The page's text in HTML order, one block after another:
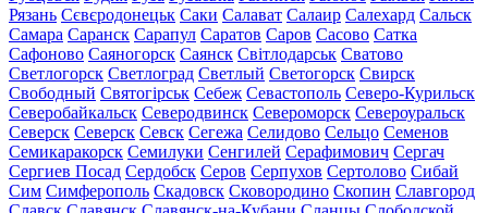
Рязань Сєвєродонецьк Саки Салават Салаир Салехард Сальск
Самара Саранск Сарапул Саратов Саров Сасово Сатка
Сафоново Саяногорск Саянск Світлодарськ Сватово
Светлогорск Светлоград Светлый Светогорск Свирск
Свободный Святогірськ Себеж Севастополь Северо-Курильск
Северобайкальск Северодвинск Североморск Североуральск
Северск Северск Севск Сегежа Селидово Сельцо Семенов
Семикаракорск Семилуки Сенгилей Серафимович Сергач
Сергиев Посад Сердобск Серов Серпухов Сертолово Сибай
Сим Симферополь Скадовск Сковородино Скопин Славгород